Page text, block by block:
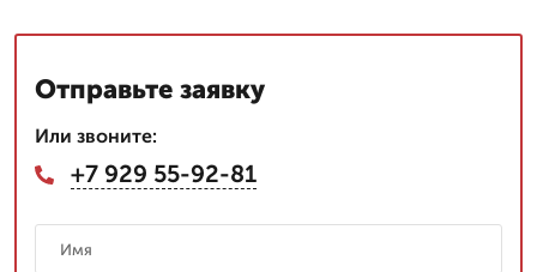
Отправьте заявку
Или звоните:
+7 929 55-92-81